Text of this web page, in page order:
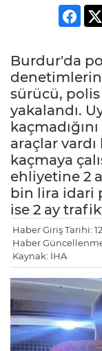
Burdur'da
sürücü,
yakalandı.
araçlar
kaçmaya
ehliyetine 2
bin lira idari
ise 2 ay
Haber Giriş Tarihi:
Haber Güncellenme
Kaynak: İHA